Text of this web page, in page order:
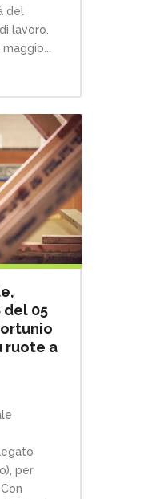
del
lavoro.
del 05
ruote a
per